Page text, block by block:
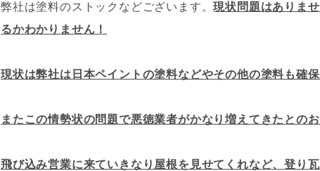
弊社は塗料のストックなどございます。現状問題はありま
るかわかりません！
現状は弊社は日本ペイントの塗料などやその他の塗料も確保
またこの情勢状の問題で悪徳業者がかなり増えてきたとの
飛び込み営業に来ていきなり屋根を見せてくれなど、登り